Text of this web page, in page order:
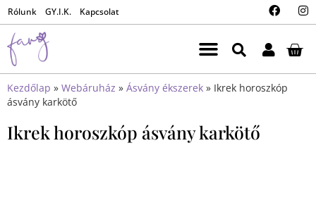
Rólunk GY.I.K. Kapcsolat
Kezdőlap » Webáruház » Ásvány ékszerek » Ikrek horoszkóp
ásvány karkötő
Ikrek horoszkóp ásvány karkötő